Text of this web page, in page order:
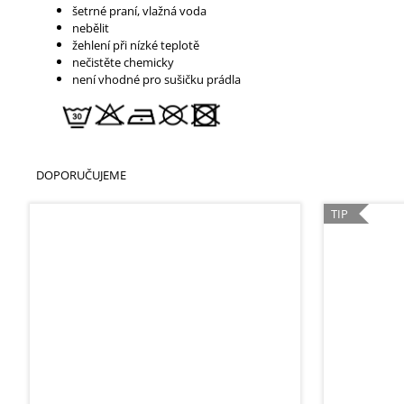
šetrné praní, vlažná voda
nebělit
žehlení při nízké teplotě
nečistěte chemicky
není vhodné pro sušičku prádla
DOPORUČUJEME
TIP